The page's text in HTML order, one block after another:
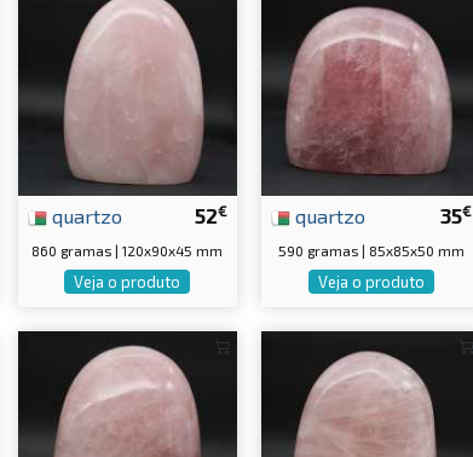
52€
quartzo
860 gramas | 120x90x45 mm
Veja o produto
35€
quartzo
590 gramas | 85x85x50 mm
Veja o produto